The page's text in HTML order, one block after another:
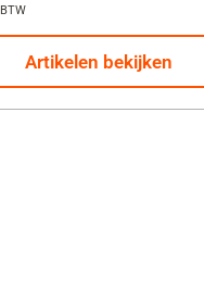
Artikelen bekijken